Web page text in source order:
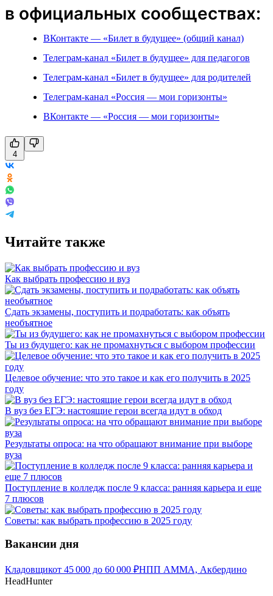
в официальных сообществах:
ВКонтакте — «Билет в будущее» (общий канал)
Телеграм-канал «Билет в будущее» для педагогов
Телеграм-канал «Билет в будущее» для родителей
Телеграм-канал «Россия — мои горизонты»
ВКонтакте — «Россия — мои горизонты»
4
Читайте также
Как выбрать профессию и вуз
Сдать экзамены, поступить и подработать: как объять
необъятное
Ты из будущего: как не промахнуться с выбором профессии
Целевое обучение: что это такое и как его получить в 2025
году
В вуз без ЕГЭ: настоящие герои всегда идут в обход
Результаты опроса: на что обращают внимание при выборе
вуза
Поступление в колледж после 9 класса: ранняя карьера и еще
7 плюсов
Советы: как выбрать профессию в 2025 году
Вакансии дня
Кладовщикот 45 000 до 60 000 ₽НПП АММА, Акбердино
HeadHunter